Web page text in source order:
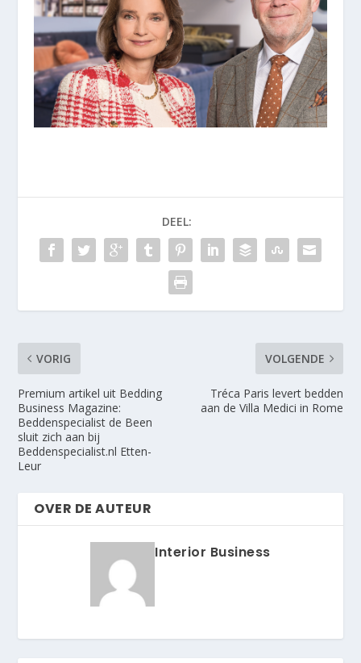
DEEL:
VORIG
Premium artikel uit Bedding
Business Magazine:
Beddenspecialist de Been
sluit zich aan bij
Beddenspecialist.nl Etten-
Leur
VOLGENDE
Tréca Paris levert bedden
aan de Villa Medici in Rome
OVER DE AUTEUR
Interior Business